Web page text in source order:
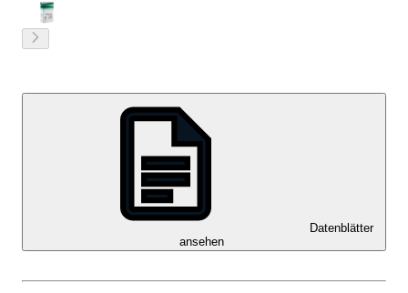
Datenblätter
ansehen